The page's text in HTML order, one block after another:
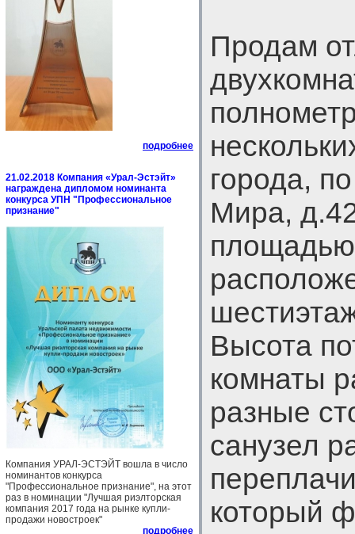
подробнее
21.02.2018 Компания «Урал-Эстэйт»
награждена дипломом номинанта
конкурса УПН "Профессиональное
признание"
Компания УРАЛ-ЭСТЭЙТ вошла в число
номинантов конкурса
"Профессиональное признание", на этот
раз в номинации "Лучшая риэлторская
компания 2017 года на рынке купли-
продажи новостроек"
подробнее
Продам
города,
Мира,
Высота
комнаты
разные
санузел
который